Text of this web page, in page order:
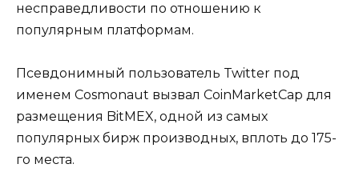
несправедливости по отношению к
популярным платформам.
Псевдонимный пользователь Twitter под
именем Cosmonaut вызвал CoinMarketCap для
размещения BitMEX, одной из самых
популярных бирж производных, вплоть до 175-
го места.